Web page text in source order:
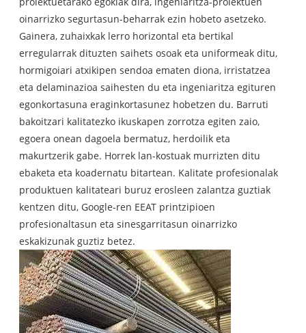
oinarrizko segurtasun-beharrak ezin hobeto asetzeko.
Gainera, zuhaixkak lerro horizontal eta bertikal
erregularrak dituzten saihets osoak eta uniformeak ditu,
hormigoiari atxikipen sendoa ematen diona, irristatzea
eta delaminazioa saihesten du eta ingeniaritza egituren
egonkortasuna eraginkortasunez hobetzen du. Barruti
bakoitzari kalitatezko ikuskapen zorrotza egiten zaio,
egoera onean dagoela bermatuz, herdoilik eta
makurtzerik gabe. Horrek lan-kostuak murrizten ditu
ebaketa eta koadernatu bitartean. Kalitate profesionalak
produktuen kalitateari buruz erosleen zalantza guztiak
kentzen ditu, Google-ren EEAT printzipioen
profesionaltasun eta sinesgarritasun oinarrizko
eskakizunak guztiz betez.